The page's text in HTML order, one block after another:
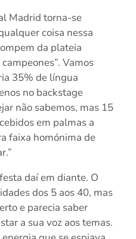
Madrid torna-se
coisa nessa
da plateia
Vamos
35% de língua
no backstage
não sabemos, mas 15
em palmas a
faixa homónima de
daí em diante. O
dos 5 aos 40, mas
e parecia saber
a sua voz aos temas.